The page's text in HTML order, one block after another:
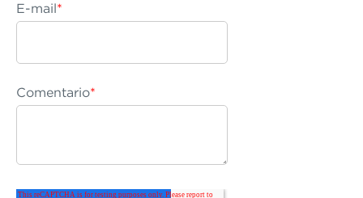
E-mail*
Comentario*